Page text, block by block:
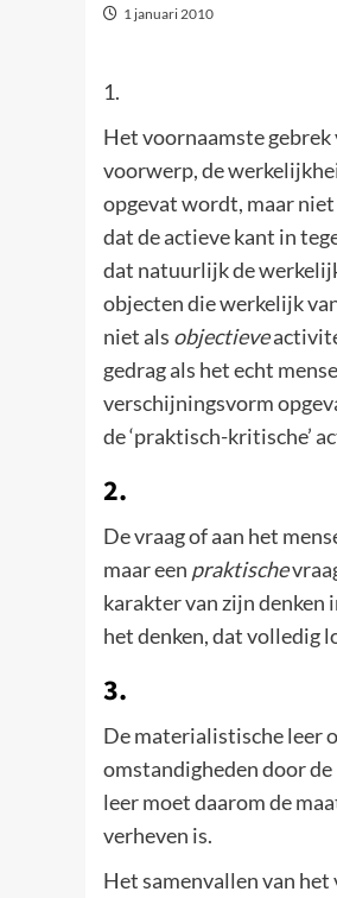
1 januari 2010
1.
Het voornaamste
voorwerp, de
opgevat wordt, maar niet
dat de actieve kant in
dat natuurlijk de
objecten die werkelijk
niet als objectieve
gedrag als het echt
verschijningsvorm
de ‘praktisch-kritische’
2.
De vraag of aan het
maar een praktische
karakter van zijn
het denken, dat volledig
3.
De materialistische leer
omstandigheden door
leer moet daarom de
verheven is.
Het samenvallen van